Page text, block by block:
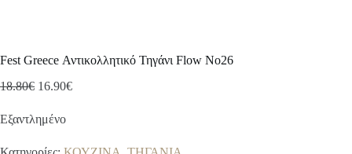
Fest Greece Αντικολλητικό Τηγάνι Flow No26
18.80€ Original
was:
18.80€.
16.90€Η
Εξαντλημένο